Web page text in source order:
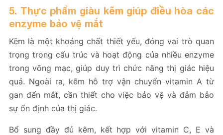
5. Thực phẩm giàu kẽm giúp điều hòa các
enzyme bảo vệ mắt
Kẽm là một khoáng chất thiết yếu, đóng vai trò quan
trọng trong cấu trúc và hoạt động của nhiều enzyme
trong võng mạc, giúp duy trì chức năng thị giác hiệu
quả. Ngoài ra, kẽm hỗ trợ vận chuyển vitamin A từ
gan đến mắt, cần thiết cho việc bảo vệ và đảm bảo
sự ổn định của thị giác.
Bổ sung đầy đủ kẽm, kết hợp với vitamin C, E và